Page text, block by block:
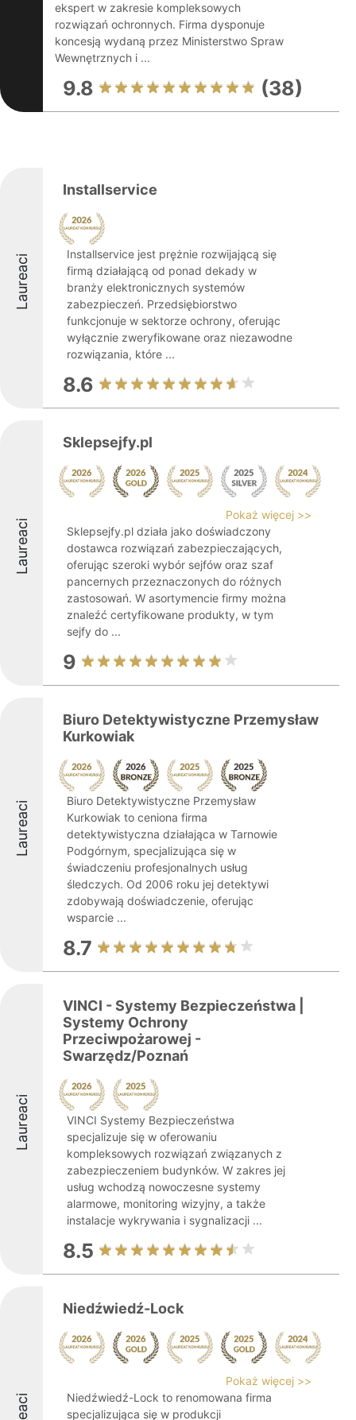
ekspert w zakresie kompleksowych
rozwiązań ochronnych. Firma dysponuje
koncesją wydaną przez Ministerstwo Spraw
Wewnętrznych i ...
9.8 (38)
Laureaci
Installservice
Installservice jest prężnie rozwijającą się
firmą działającą od ponad dekady w
branży elektronicznych systemów
zabezpieczeń. Przedsiębiorstwo
funkcjonuje w sektorze ochrony, oferując
wyłącznie zweryfikowane oraz niezawodne
rozwiązania, które ...
8.6
Laureaci
Sklepsejfy.pl
Pokaż więcej >>
Sklepsejfy.pl działa jako doświadczony
dostawca rozwiązań zabezpieczających,
oferując szeroki wybór sejfów oraz szaf
pancernych przeznaczonych do różnych
zastosowań. W asortymencie firmy można
znaleźć certyfikowane produkty, w tym
sejfy do ...
9
Laureaci
Biuro Detektywistyczne Przemysław
Kurkowiak
Biuro Detektywistyczne Przemysław
Kurkowiak to ceniona firma
detektywistyczna działająca w Tarnowie
Podgórnym, specjalizująca się w
świadczeniu profesjonalnych usług
śledczych. Od 2006 roku jej detektywi
zdobywają doświadczenie, oferując
wsparcie ...
8.7
Laureaci
VINCI - Systemy Bezpieczeństwa |
Systemy Ochrony
Przeciwpożarowej -
Swarzędz/Poznań
VINCI Systemy Bezpieczeństwa
specjalizuje się w oferowaniu
kompleksowych rozwiązań związanych z
zabezpieczeniem budynków. W zakres jej
usług wchodzą nowoczesne systemy
alarmowe, monitoring wizyjny, a także
instalacje wykrywania i sygnalizacji ...
8.5
Niedźwiedź-Lock
Pokaż więcej >>
Niedźwiedź-Lock to renomowana firma
specjalizująca się w produkcji